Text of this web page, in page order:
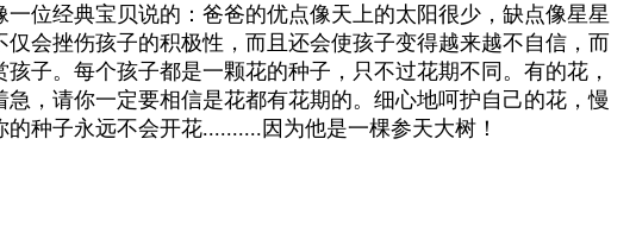
位经典宝贝说的：爸爸的优点像天上的太阳很少，缺点像星星
会挫伤孩子的积极性，而且还会使孩子变得越来越不自信，而
子。每个孩子都是一颗花的种子，只不过花期不同。有的花，
，请你一定要相信是花都有花期的。细心地呵护自己的花，慢
种子永远不会开花..........因为他是一棵参天大树！